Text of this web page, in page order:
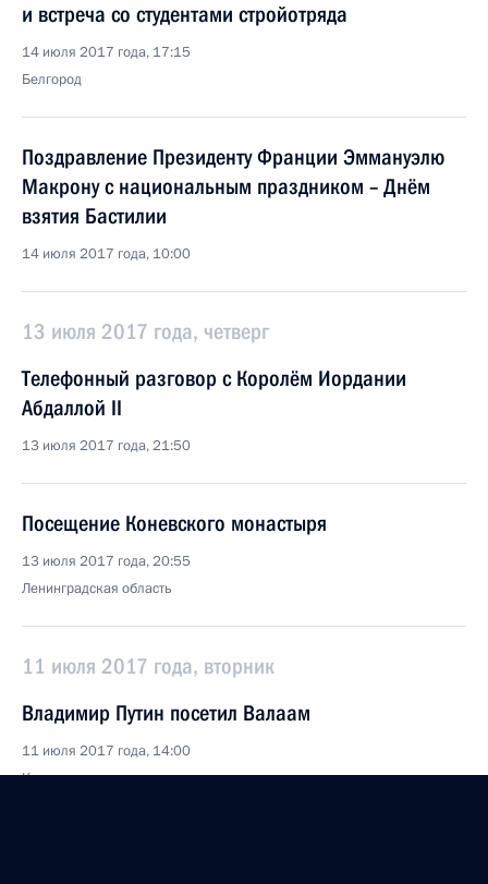
и встреча со студентами стройотряда
14 июля 2017 года, 17:15
Белгород
Поздравление Президенту Франции Эммануэлю
Макрону с национальным праздником – Днём
взятия Бастилии
14 июля 2017 года, 10:00
13 июля 2017 года, четверг
Телефонный разговор с Королём Иордании
Абдаллой II
13 июля 2017 года, 21:50
Посещение Коневского монастыря
13 июля 2017 года, 20:55
Ленинградская область
11 июля 2017 года, вторник
Владимир Путин посетил Валаам
11 июля 2017 года, 14:00
Карелия